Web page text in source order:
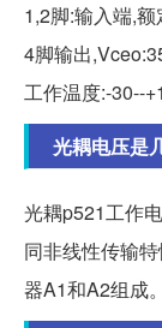
1,2脚:输入端,
4脚输出
工作温度:-30--
光耦电压是
光耦p521工作
同非线性传输
器A1和A2组成